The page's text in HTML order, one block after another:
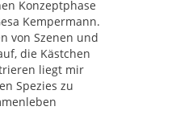
Konzeptphase
Kempermann.
von Szenen und
die Kästchen
liegt mir
Spezies zu